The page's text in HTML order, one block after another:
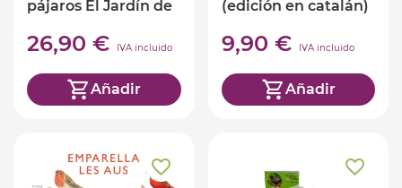
pájaros El Jardín de
26,90 € IVA incluido
Añadir
(edición en catalán)
9,90 € IVA incluido
Añadir